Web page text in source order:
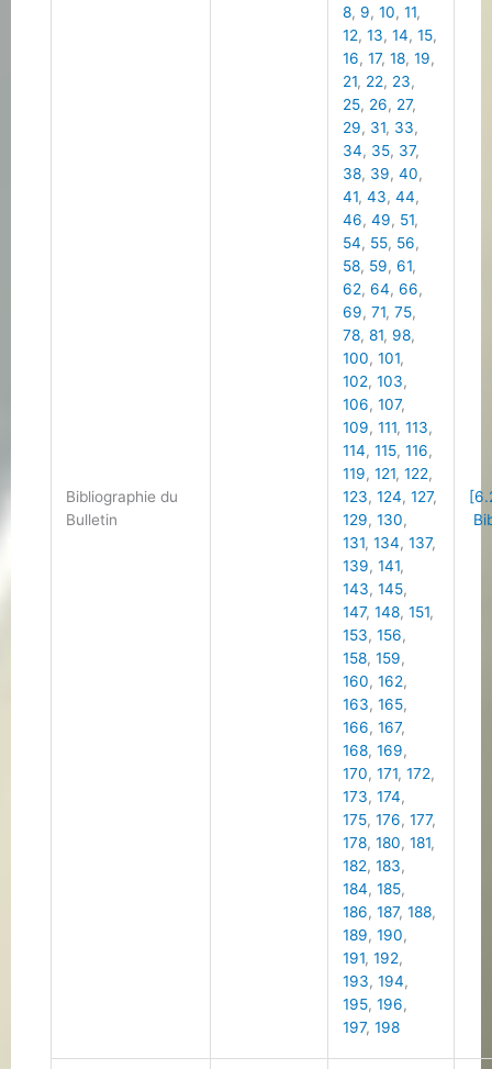
Bibliographie du
Bulletin
8, 9,10,11,
12,13,14,15,
16,17,18,19,
21, 22, 23,
25, 26, 27,
29, 31, 33,
34, 35, 37,
38, 39,40,
41,43,44,
46,49, 51,
54, 55, 56,
58, 59,61,
62,64,66,
69,71,75,
78,81, 98,
100,101,
102,103,
106,107,
109,111,113,
114,115,116,
119,121,122,
123,124,127,
129,130,
131,134,137,
139,141,
143,145,
147,148,151,
153,156,
158,159,
160,162,
163,165,
166,167,
168,169,
170,171,172,
173,174,
175,176,177,
178,180,181,
182,183,
184,185,
186,187,188,
189,190,
191,192,
193,194,
195,196,
197,198